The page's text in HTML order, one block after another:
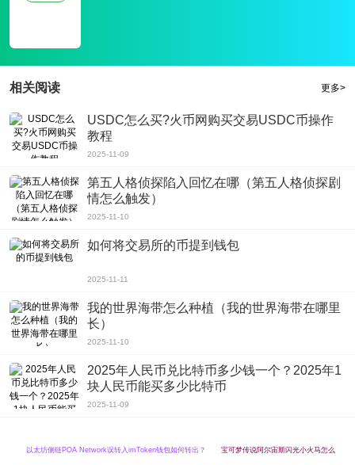
游戏亮点
1、在观看整个故事的同时，我们也可以熟悉我们应该如何面对敌人，所以进入
游戏后，我们会尽快融入游戏;
大城市找到最正确的方式;
3、在风暴女神手游官网最新ios苹果版中我们只需要看屏幕操作，这减少了迷路
相关阅读 更多>
USDC怎么买?火币网购买交易USDC币操作
教程
2025-11-09
第五人格侦探陷入回忆在哪（第五人格侦探剧
情怎么触发）
2025-11-10
如何将交易所的币提到钱包
2025-11-11
我的世界海带怎么种植（我的世界海带在哪里
长）
2025-11-10
2025年人民币兑比特币多少钱一个？2025年1
块人民币能买多少比特币
2025-11-09
以太坊侧链POA Network误转入imToken钱包如何转出？ 宝可梦传说阿尔宙斯闪光小火马怎么